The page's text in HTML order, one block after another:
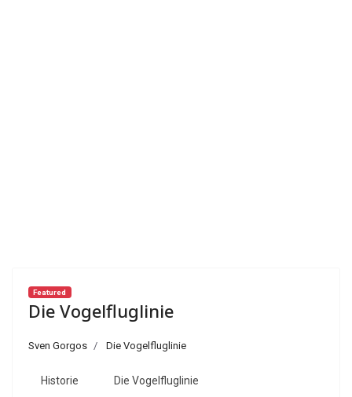
Featured
Die Vogelfluglinie
Sven Gorgos Die Vogelfluglinie
Historie Die Vogelfluglinie